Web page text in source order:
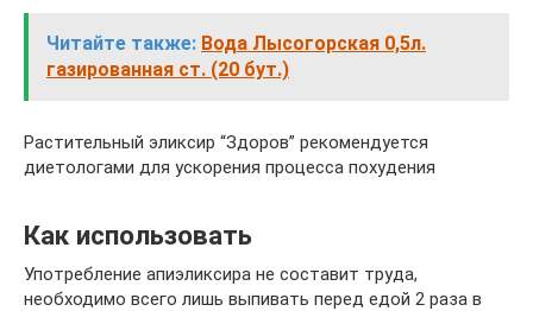
Читайте также: Вода Лысогорская 0,5л.
газированная ст. (20 бут.)
Растительный эликсир “Здоров” рекомендуется
диетологами для ускорения процесса похудения
Как использовать
Употребление апиэликсира не составит труда,
необходимо всего лишь выпивать перед едой 2 раза в